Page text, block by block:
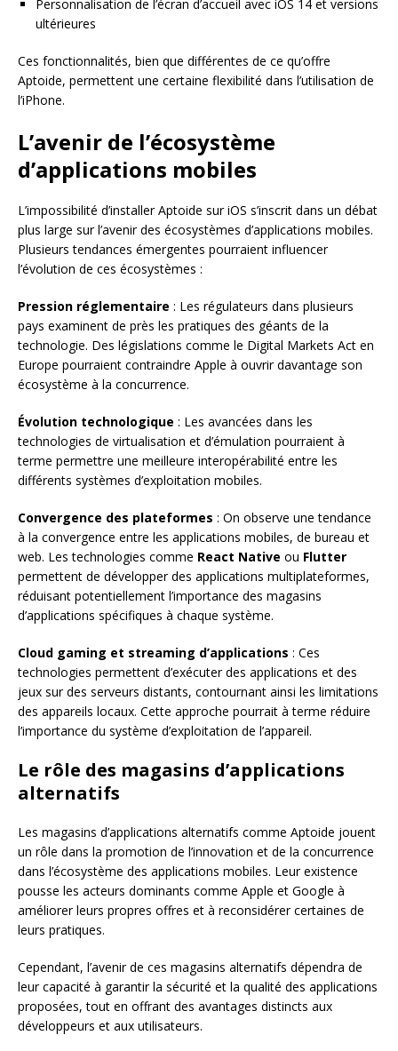
Personnalisation de l’écran d’accueil avec iOS 14 et versions
ultérieures
Ces fonctionnalités, bien que différentes de ce qu’offre
Aptoide, permettent une certaine flexibilité dans l’utilisation de
l’iPhone.
L’avenir de l’écosystème
d’applications mobiles
L’impossibilité d’installer Aptoide sur iOS s’inscrit dans un débat
plus large sur l’avenir des écosystèmes d’applications mobiles.
Plusieurs tendances émergentes pourraient influencer
l’évolution de ces écosystèmes :
Pression réglementaire : Les régulateurs dans plusieurs
pays examinent de près les pratiques des géants de la
technologie. Des législations comme le Digital Markets Act en
Europe pourraient contraindre Apple à ouvrir davantage son
écosystème à la concurrence.
Évolution technologique : Les avancées dans les
technologies de virtualisation et d’émulation pourraient à
terme permettre une meilleure interopérabilité entre les
différents systèmes d’exploitation mobiles.
Convergence des plateformes : On observe une tendance
à la convergence entre les applications mobiles, de bureau et
web. Les technologies comme React Native ou Flutter
permettent de développer des applications multiplateformes,
réduisant potentiellement l’importance des magasins
d’applications spécifiques à chaque système.
Cloud gaming et streaming d’applications : Ces
technologies permettent d’exécuter des applications et des
jeux sur des serveurs distants, contournant ainsi les limitations
des appareils locaux. Cette approche pourrait à terme réduire
l’importance du système d’exploitation de l’appareil.
Le rôle des magasins d’applications
alternatifs
Les magasins d’applications alternatifs comme Aptoide jouent
un rôle dans la promotion de l’innovation et de la concurrence
dans l’écosystème des applications mobiles. Leur existence
pousse les acteurs dominants comme Apple et Google à
améliorer leurs propres offres et à reconsidérer certaines de
leurs pratiques.
Cependant, l’avenir de ces magasins alternatifs dépendra de
leur capacité à garantir la sécurité et la qualité des applications
proposées, tout en offrant des avantages distincts aux
développeurs et aux utilisateurs.